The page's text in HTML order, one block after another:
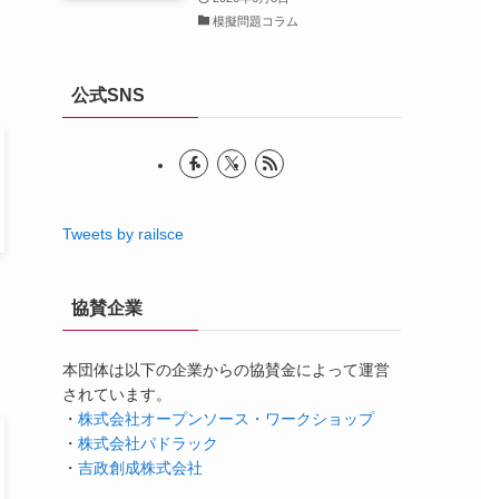
模擬問題コラム
公式SNS
Tweets by railsce
協賛企業
本団体は以下の企業からの協賛金によって運営
されています。
・ 株式会社オープンソース・ワークショップ
・ 株式会社パドラック
・ 吉政創成株式会社